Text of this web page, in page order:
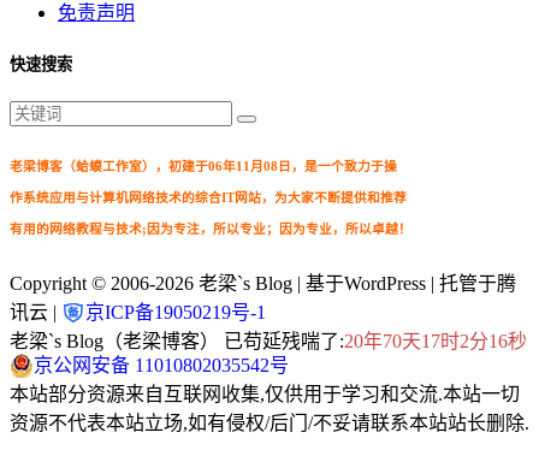
免责声明
快速搜索
老梁博客（蛤蟆工作室），初建于06年11月08日，是一个致力于操
作系统应用与计算机网络技术的综合IT网站，为大家不断提供和推荐
有用的网络教程与技术;因为专注，所以专业；因为专业，所以卓越！
Copyright © 2006-2026 老梁`s Blog | 基于WordPress | 托管于腾
讯云 |
京ICP备19050219号-1
老梁`s Blog（老梁博客） 已苟延残喘了:20年70天17时2分16秒
京公网安备 11010802035542号
本站部分资源来自互联网收集,仅供用于学习和交流.本站一切
资源不代表本站立场,如有侵权/后门/不妥请联系本站站长删除.